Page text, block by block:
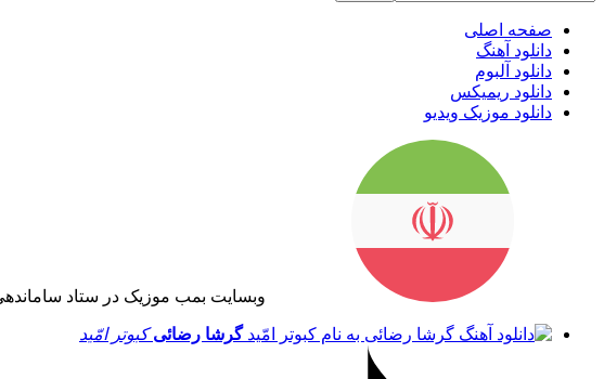
صفحه اصلی
دانلود آهنگ
دانلود آلبوم
دانلود ریمیکس
دانلود موزیک ویدیو
وبسایت بمب موزیک در ستاد
گرشا رضائی کبوتر امّید